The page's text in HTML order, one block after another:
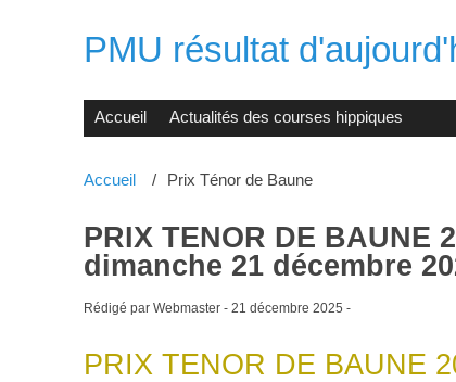
PMU résultat
Accueil Actualités des courses hippiques
Accueil Prix Ténor de Baune
PRIX TENOR DE BAUNE
dimanche 21 décembre
Rédigé par Webmaster - 21 décembre 2025 -
PRIX TENOR DE BAUNE